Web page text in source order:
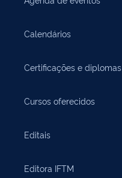
Calendários
Certificações e diplomas
Cursos oferecidos
Editais
Editora IFTM